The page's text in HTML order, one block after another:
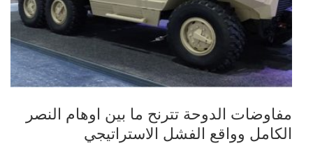
مفاوضات الدوحة تترنح ما بين اوهام النصر
الكامل وواقع الفشل الاستراتيجي